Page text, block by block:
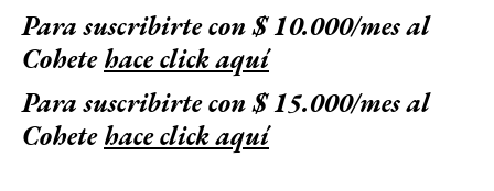
Para suscribirte con $ 10.000/mes al
Cohetehace click aquí
Para suscribirte con $ 15.000/mes al
Cohetehace click aquí